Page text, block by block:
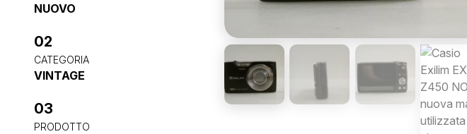
NUOVO
02
CATEGORIA
VINTAGE
03
PRODOTTO